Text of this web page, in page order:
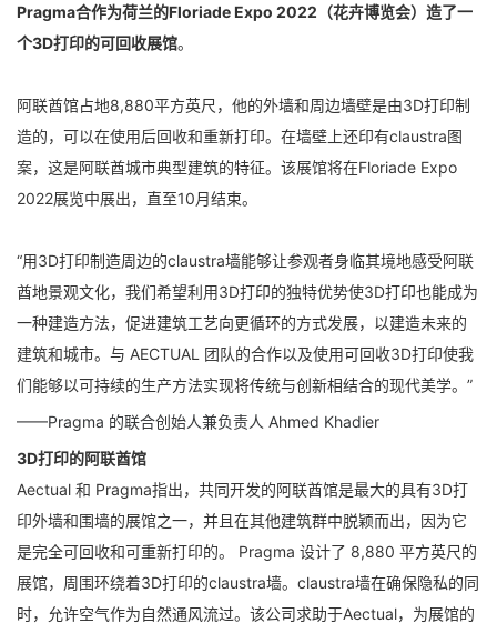
Pragma合作为荷兰的Floriade Expo 2022（花卉博览会）造了一
个3D打印的可回收展馆。
阿联酋馆占地8,880平方英尺，他的外墙和周边墙壁是由3D打印制
造的，可以在使用后回收和重新打印。在墙壁上还印有claustra图
案，这是阿联酋城市典型建筑的特征。该展馆将在Floriade Expo
2022展览中展出，直至10月结束。
“用3D打印制造周边的claustra墙能够让参观者身临其境地感受阿联
酋地景观文化，我们希望利用3D打印的独特优势使3D打印也能成为
一种建造方法，促进建筑工艺向更循环的方式发展，以建造未来的
建筑和城市。与 AECTUAL 团队的合作以及使用可回收3D打印使我
们能够以可持续的生产方法实现将传统与创新相结合的现代美学。”
——Pragma 的联合创始人兼负责人 Ahmed Khadier
3D打印的阿联酋馆
Aectual 和 Pragma指出，共同开发的阿联酋馆是最大的具有3D打
印外墙和围墙的展馆之一，并且在其他建筑群中脱颖而出，因为它
是完全可回收和可重新打印的。 Pragma 设计了 8,880 平方英尺的
展馆，周围环绕着3D打印的claustra墙。claustra墙在确保隐私的同
时，允许空气作为自然通风流过。该公司求助于Aectual，为展馆的